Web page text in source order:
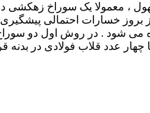
خسارات احتمالی
می شود . در روش اول دو
عدد قلاب فولادی در بدنه